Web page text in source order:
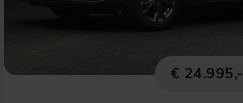
€ 24.995,-